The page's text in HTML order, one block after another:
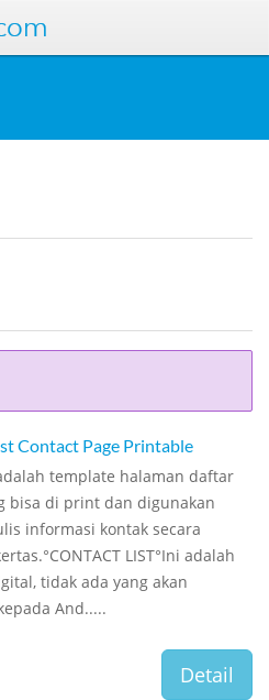
Contact Page Printable
template halaman daftar
bisa di print dan digunakan
informasi kontak secara
LIST°Ini adalah
tidak ada yang akan
And.....
Detail